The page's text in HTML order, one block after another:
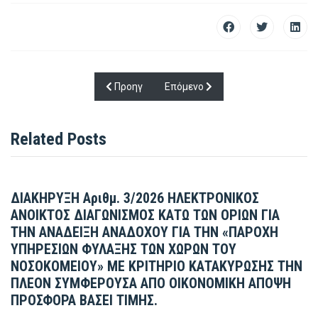
Προηγούμενο άρθρο: Πρόσκληση εκδήλωσης
Προηγ Επόμενο άρθρο: Πρόσκληση
Επόμενο
Related Posts
ΔΙΑΚΗΡΥΞΗ Αριθμ. 3/2026 ΗΛΕΚΤΡΟΝΙΚΟΣ
ΑΝΟΙΚΤΟΣ ΔΙΑΓΩΝΙΣΜΟΣ ΚΑΤΩ ΤΩΝ ΟΡΙΩΝ ΓΙΑ
ΤΗΝ ΑΝΑΔΕΙΞΗ ΑΝΑΔΟΧΟΥ ΓΙΑ ΤΗΝ «ΠΑΡΟΧΗ
ΥΠΗΡΕΣΙΩΝ ΦΥΛΑΞΗΣ ΤΩΝ ΧΩΡΩΝ ΤΟΥ
ΝΟΣΟΚΟΜΕΙΟΥ» ΜΕ ΚΡΙΤΗΡΙΟ ΚΑΤΑΚΥΡΩΣΗΣ ΤΗΝ
ΠΛΕΟΝ ΣΥΜΦΕΡΟΥΣΑ ΑΠΟ ΟΙΚΟΝΟΜΙΚΗ ΑΠΟΨΗ
ΠΡΟΣΦΟΡΑ ΒΑΣΕΙ ΤΙΜΗΣ.